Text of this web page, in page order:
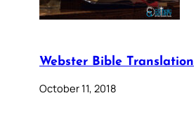
Webster Bible Translation
October 11, 2018